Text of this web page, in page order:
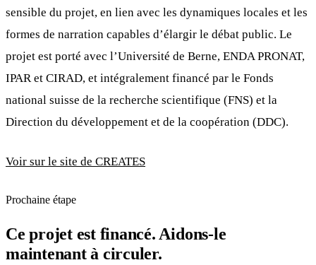
sensible du projet, en lien avec les dynamiques locales et les
formes de narration capables d’élargir le débat public. Le
projet est porté avec l’Université de Berne, ENDA PRONAT,
IPAR et CIRAD, et intégralement financé par le Fonds
national suisse de la recherche scientifique (FNS) et la
Direction du développement et de la coopération (DDC).
Voir sur le site de CREATES
Prochaine étape
Ce projet est financé. Aidons-le
maintenant à circuler.